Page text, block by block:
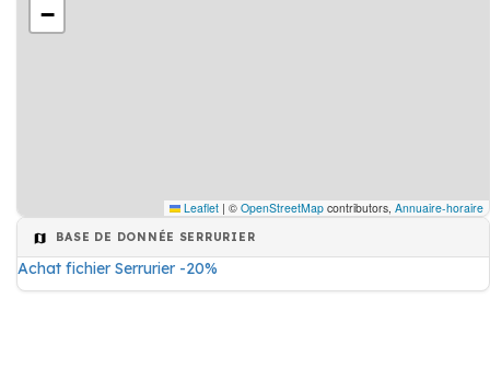
−
Leaflet | © OpenStreetMap contributors, Annuaire-horaire
BASE DE DONNÉE SERRURIER
Achat fichier Serrurier -20%